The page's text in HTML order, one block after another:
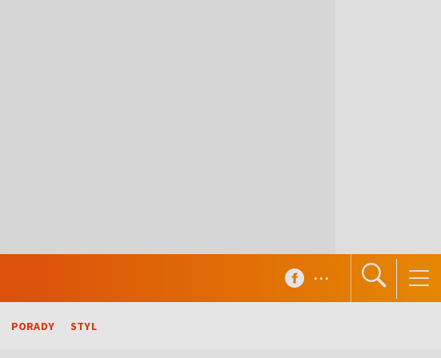
PORADY STYL
...